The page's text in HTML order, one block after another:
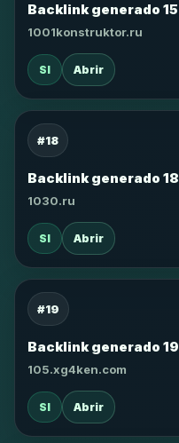
Backlink generado 15
1001konstruktor.ru
SI Abrir
#18
Backlink generado 18
1030.ru
SI Abrir
#19
Backlink generado 19
105.xg4ken.com
SI Abrir